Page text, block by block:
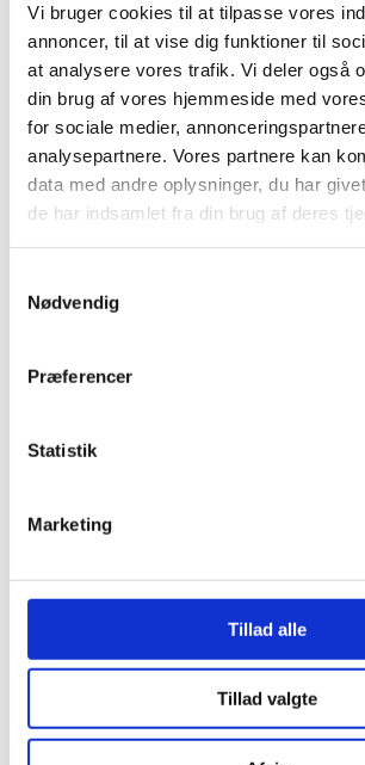
Vi bruger cookies til at tilpasse vores
annoncer, til at vise dig funktioner til
at analysere vores trafik. Vi deler også
din brug af vores hjemmeside med
for sociale medier,
analysepartnere. Vores partnere kan
data med andre oplysninger, du har
de har indsamlet fra din brug af deres
Nødvendig
Præferencer
Statistik
Marketing
Tillad alle
Tillad valgte
För vilka ändamål samlas
Jarnes samlar in dina
tillhandahålla en viss tjänst eller för
nyhetsbrev och annan information
och våra produkter. Dessutom samlar
personuppgifter för interna
marknadsundersökningar, riktad
och statistik.
därför ditt samtycke eller att Jarnes
och anpassa sin marknadsföring.
Vi hänvisar till vår cookiepolicy.
Behandlingssäkerhet
Jarnes strävar efter att skydda
förmåga. Jarnes har därför vidtagit
säkerhetsåtgärder för att säkerställa
Jarnes samlar in personuppgifter